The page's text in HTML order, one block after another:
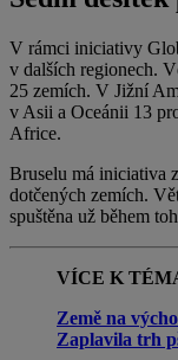
V rámci iniciativy
v dalších regionech.
25 zemích. V Jižní
v Asii a Oceánii 13
Africe.
Bruselu má iniciativa
dotčených zemích.
spuštěna už během
VÍCE K
Země na
Zaplavila trh